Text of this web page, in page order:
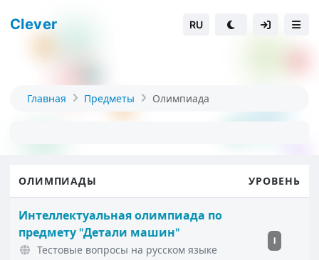
Clever RU
Главная Предметы Олимпиада
ОЛИМПИАДЫ УРОВЕНЬ
Интеллектуальная олимпиада по
предмету "Детали машин"
Тестовые вопросы на русском языке
I